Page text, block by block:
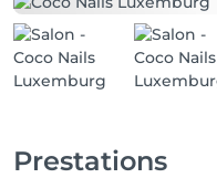
Prestations